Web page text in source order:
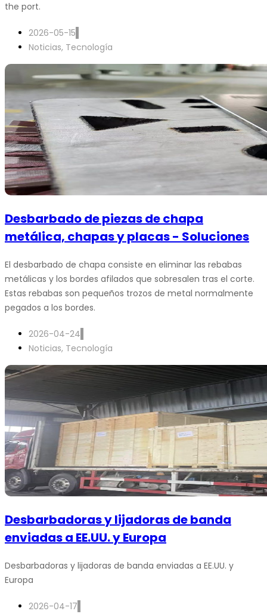
the port.
2026-05-15
Noticias, Tecnología
Desbarbado de piezas de chapa
metálica, chapas y placas - Soluciones
El desbarbado de chapa consiste en eliminar las rebabas
metálicas y los bordes afilados que sobresalen tras el corte.
Estas rebabas son pequeños trozos de metal normalmente
pegados a los bordes.
2026-04-24
Noticias, Tecnología
Desbarbadoras y lijadoras de banda
enviadas a EE.UU. y Europa
Desbarbadoras y lijadoras de banda enviadas a EE.UU. y
Europa
2026-04-17